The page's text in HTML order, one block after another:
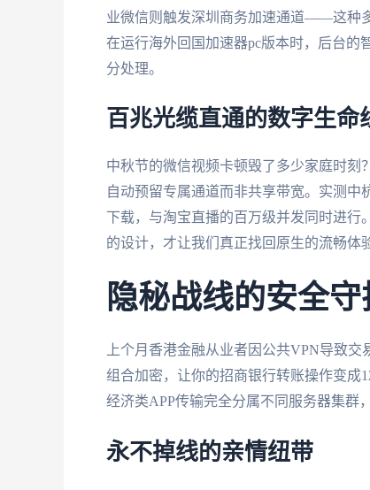
业微信则触发深圳商务加速通道——这种
在运行海外回国加速器pc版本时，后台的
分处理。
百兆光缆直通的数字生命
中秋节的微信视频卡顿毁了多少家庭时刻？
自动预留专属通道而非共享带宽。实测中
下载，与淘宝直播的百万级并发同时进行
的设计，才让我们真正找回原生的流畅体
隐秘战线的安全守
上个月香港金融从业者因公共VPN导致交
组合加密，让你的招商银行转账操作变
经济类APP传输完全分属不同服务器集群
永不掉线的亲情纽带